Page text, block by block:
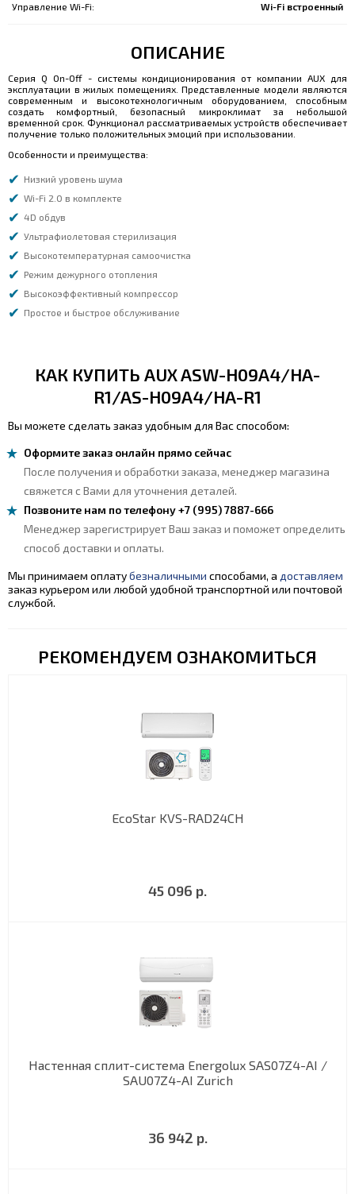
Управление Wi-Fi:
Wi-Fi встроенный
ОПИСАНИЕ
Серия Q On-Off - системы кондиционирования от компании AUX для
эксплуатации в жилых помещениях. Представленные модели являются
современным и высокотехнологичным оборудованием, способным
создать комфортный, безопасный микроклимат за небольшой
временной срок. Функционал рассматриваемых устройств обеспечивает
получение только положительных эмоций при использовании.
Особенности и преимущества:
Низкий уровень шума
Wi-Fi 2.0 в комплекте
4D обдув
Ультрафиолетовая стерилизация
Высокотемпературная самоочистка
Режим дежурного отопления
Высокоэффективный компрессор
Простое и быстрое обслуживание
КАК КУПИТЬ AUX ASW-H09A4/HA-
R1/AS-H09A4/HA-R1
Вы можете сделать заказ удобным для Вас способом:
Оформите заказ онлайн прямо сейчас
После получения и обработки заказа, менеджер магазина
свяжется с Вами для уточнения деталей.
Позвоните нам по телефону +7 (995) 7887-666
Менеджер зарегистрирует Ваш заказ и поможет определить
способ доставки и оплаты.
Мы принимаем оплатубезналичными способами, а доставляем
заказ курьером или любой удобной транспортной или почтовой
службой.
РЕКОМЕНДУЕМ ОЗНАКОМИТЬСЯ
EcoStar KVS-RAD24CH
45 096 р.
Настенная сплит-система Energolux SAS07Z4-AI /
SAU07Z4-AI Zurich
36 942 р.